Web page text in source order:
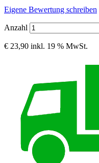
Eigene Bewertung schreiben
Anzahl
€ 23,90 inkl. 19 % MwSt.